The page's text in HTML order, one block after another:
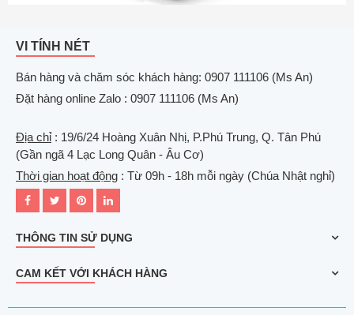
VI TÍNH NÉT
Bán hàng và chăm sóc khách hàng: 0907 111106 (Ms An)
Đặt hàng online Zalo : 0907 111106 (Ms An)
Địa chỉ: 19/6/24 Hoàng Xuân Nhị, P.Phú Trung, Q. Tân Phú
(Gần ngã 4 Lạc Long Quân - Âu Cơ)
Thời gian hoạt động : Từ 09h - 18h mỗi ngày (Chúa Nhật nghỉ)
THÔNG TIN SỬ DỤNG
CAM KẾT VỚI KHÁCH HÀNG